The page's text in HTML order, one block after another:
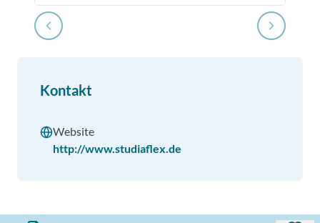
Kontakt
Website
http://www.studiaflex.de